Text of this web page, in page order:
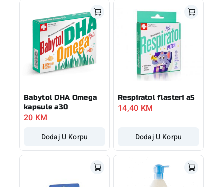
Babytol DHA Omega
kapsule a30
20 KM
Dodaj U Korpu
Respiratol flasteri a5
14,40 KM
Dodaj U Korpu